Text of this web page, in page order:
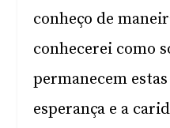
conheço de
conhecerei como
permanecem
esperança e a